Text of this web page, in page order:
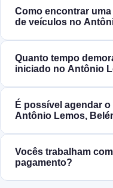
Como encontrar
de veículos no
Quanto tempo
iniciado no Antônio
É possível agendar
Antônio Lemos,
Vocês trabalham
pagamento?